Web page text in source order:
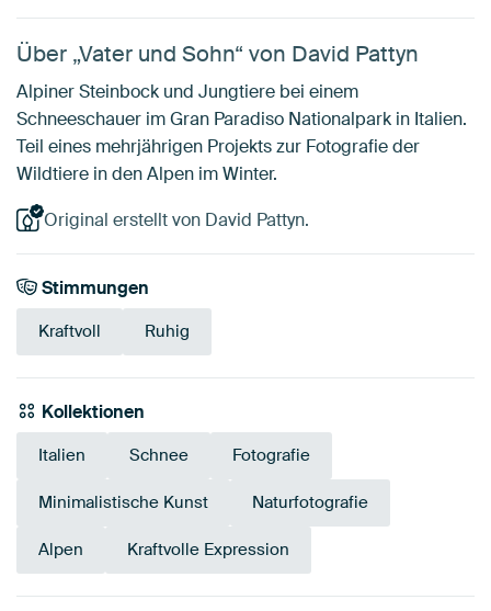
Über „Vater und Sohn“ von David Pattyn
Alpiner Steinbock und Jungtiere bei einem
Schneeschauer im Gran Paradiso Nationalpark in Italien.
Teil eines mehrjährigen Projekts zur Fotografie der
Wildtiere in den Alpen im Winter.
Original erstellt von David Pattyn.
Stimmungen
Kraftvoll Ruhig
Kollektionen
Italien Schnee Fotografie
Minimalistische Kunst Naturfotografie
Alpen Kraftvolle Expression